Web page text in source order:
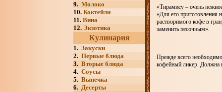
9. Молоко
10. Коктейли
11. Вина
12. Экзотика
Кулинария
1. Закуски
2. Первые блюда
3. Вторые блюда
4. Соусы
5. Выпечка
6. Десерты
«Тирамису – очень
«Для его приготовления
растворимого кофе в
заменить песочным».
Прежде всего
кофейный ликер. Должна